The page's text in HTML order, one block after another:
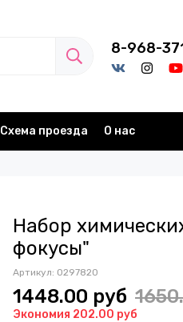
8-968-
Схема проезда О нас
Набор
фокусы"
Артикул: 0297820
1448.00 руб
Экономия 202.00 руб